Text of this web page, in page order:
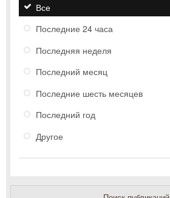
Все
Последние 24 часа
Последняя неделя
Последний месяц
Последние шесть месяцев
Последний год
Другое